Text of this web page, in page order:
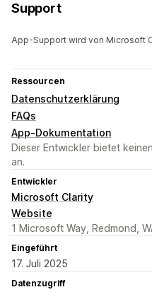
Support
App-Support wird von Microsoft
Ressourcen
Datenschutzerklärung
FAQs
App-Dokumentation
Dieser Entwickler bietet
an.
Entwickler
Microsoft Clarity
Website
1 Microsoft Way, Redmond,
Eingeführt
17. Juli 2025
Datenzugriff